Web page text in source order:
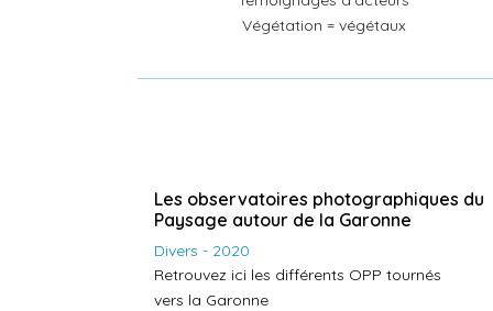
Végétation = végétaux
Les observatoires photographiques du
Paysage autour de la Garonne
Divers - 2020
Retrouvez ici les différents OPP tournés
vers la Garonne